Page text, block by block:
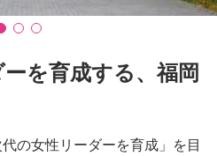
を育成する、福岡
の女性リーダーを育成」を目